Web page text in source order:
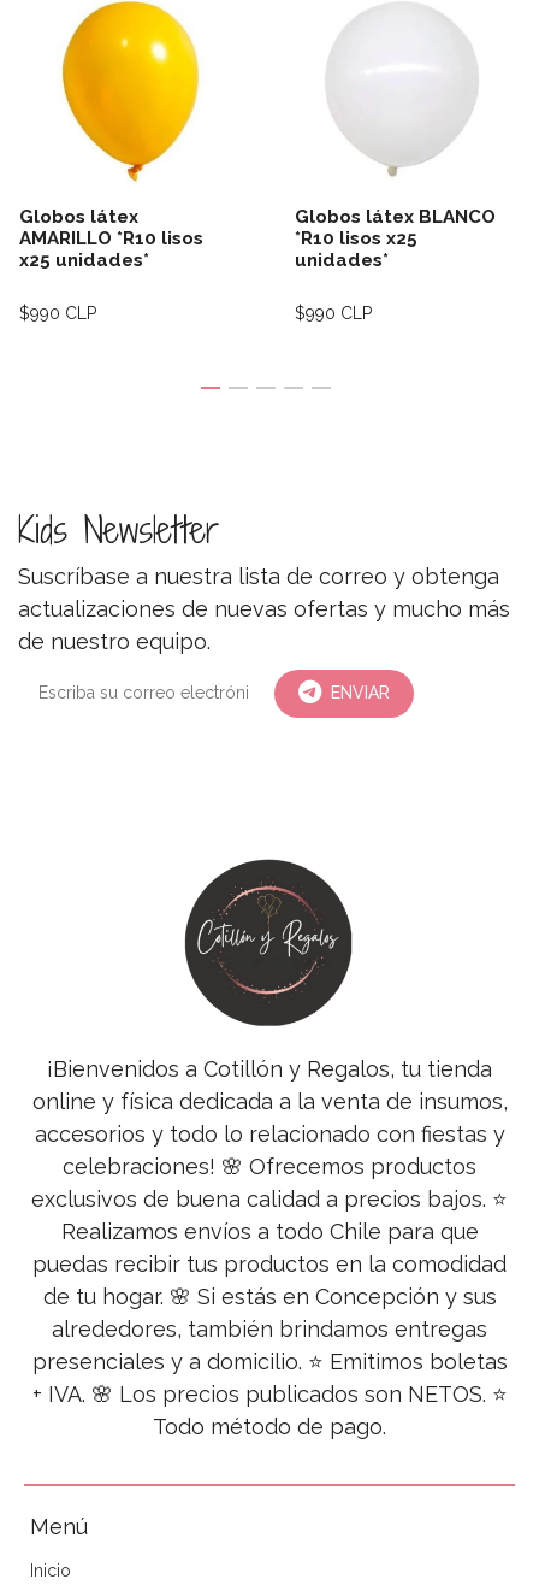
Globos látex
AMARILLO *R10 lisos
x25 unidades*
$990 CLP
Globos látex BLANCO
*R10 lisos x25
unidades*
$990 CLP
Kids Newsletter
Suscríbase a nuestra lista de correo y obtenga
actualizaciones de nuevas ofertas y mucho más
de nuestro equipo.
ENVIAR
¡Bienvenidos a Cotillón y Regalos, tu tienda
online y física dedicada a la venta de insumos,
accesorios y todo lo relacionado con fiestas y
celebraciones! 🌸 Ofrecemos productos
exclusivos de buena calidad a precios bajos. ⭐
Realizamos envíos a todo Chile para que
puedas recibir tus productos en la comodidad
de tu hogar. 🌸 Si estás en Concepción y sus
alrededores, también brindamos entregas
presenciales y a domicilio. ⭐ Emitimos boletas
+ IVA. 🌸 Los precios publicados son NETOS. ⭐
Todo método de pago.
Menú
Inicio